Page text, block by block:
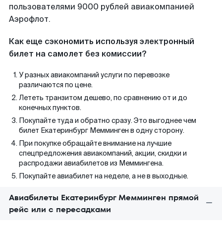
пользователями 9000 рублей авиакомпанией
Аэрофлот.
Как еще сэкономить используя электронный
билет на самолет без комиссии?
У разных авиакомпаний услуги по перевозке
различаются по цене.
Лететь транзитом дешево, по сравнению от и до
конечных пунктов.
Покупайте туда и обратно сразу. Это выгоднее чем
билет Екатеринбург Мемминген в одну сторону.
При покупке обращайте внимание на лучшие
спецпредложения авиакомпаний, акции, скидки и
распродажи авиабилетов из Меммингена.
Покупайте авиабилет на неделе, а не в выходные.
Авиабилеты Екатеринбург Мемминген прямой
рейс или с пересадками